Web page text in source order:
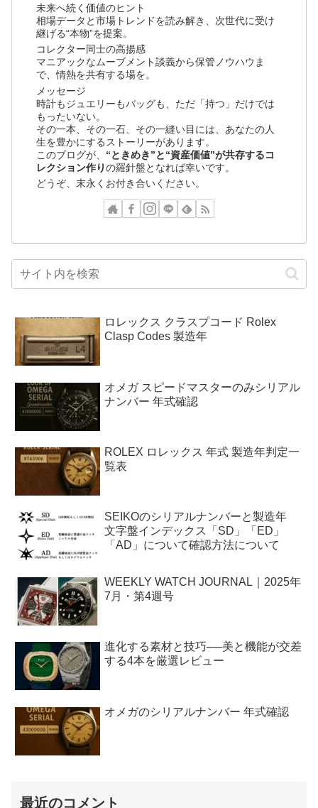
未来へ続く価値のヒント
相場データと市場トレンドを読み解き、次世代に受け
継げる“本物”を提案。
コレクター同士の高揚感
マニアックなムーブメント談義から保管ノウハウま
で、情熱を共有する場を。
メッセージ
時計もジュエリーもバッグも、ただ「持つ」だけでは
もったいない。
その一本、その一石、その一縫い目には、あなたの人
生を豊かにするストーリーがあります。
このブログが、 “ときめき”と“資産価値”が共存するコ
レクション作りの羅針盤となれば幸いです。
どうぞ、末永くお付き合いください。
ロレックス クラスプコード Rolex
Clasp Codes 製造年
オメガ スピードマスターのみシリアル
ナンバー 年式確認
ROLEX ロレックス 年式 製造年判定一
覧表
SEIKOのシリアルナンバーと製造年
文字盤インデックス「SD」「ED」
「AD」について確認方法について
WEEKLY WATCH JOURNAL｜2025年
7月・第4週号
進化する素材と技巧──美と機能が交差
する4本を厳選レビュー
オメガのシリアルナンバー 年式確認
最近のコメント